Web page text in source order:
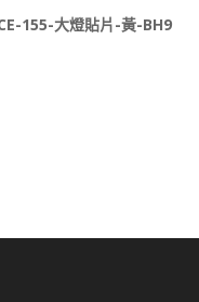
155-大燈貼片-黃-BH9